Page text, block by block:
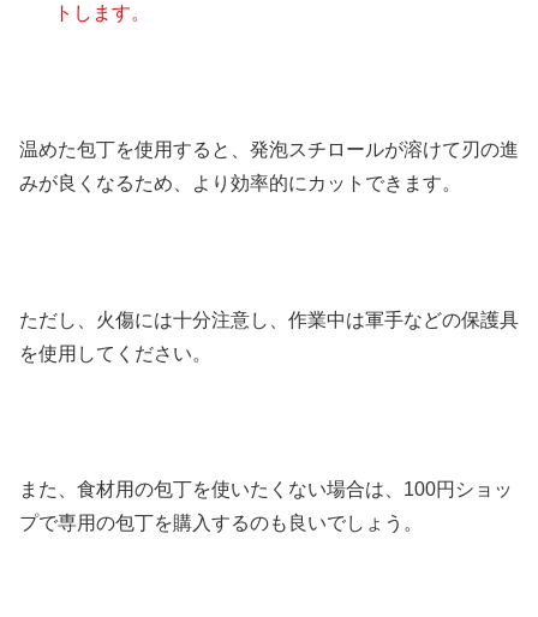
トします。
温めた包丁を使用すると、発泡スチロールが溶けて刃の進
みが良くなるため、より効率的にカットできます。
ただし、火傷には十分注意し、作業中は軍手などの保護具
を使用してください。
また、食材用の包丁を使いたくない場合は、100円ショッ
プで専用の包丁を購入するのも良いでしょう。